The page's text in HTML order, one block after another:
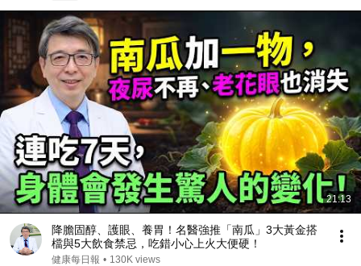
21:13
降膽固醇、護眼、養胃！名醫強推「南瓜」3大黃金搭
檔與5大飲食禁忌，吃錯小心上火大便硬！
健康每日報 • 130K views